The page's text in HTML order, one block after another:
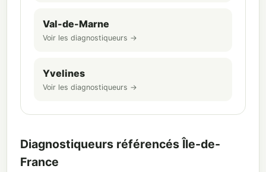
Val-de-Marne
Voir les diagnostiqueurs →
Yvelines
Voir les diagnostiqueurs →
Diagnostiqueurs référencés Île-de-
France